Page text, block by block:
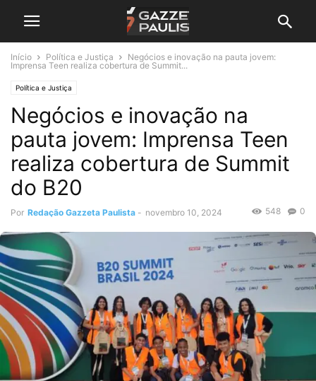
Início Política e Justiça
Negócios e inovação na pauta jovem:
Imprensa Teen realiza cobertura de Summit...
Política e Justiça
Negócios e inovação na
pauta jovem: Imprensa Teen
realiza cobertura de Summit
do B20
Por Redação Gazzeta Paulista - novembro 10, 2024 0
548